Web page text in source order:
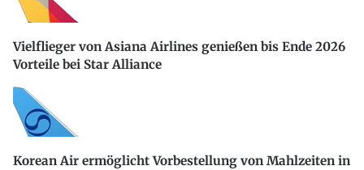
Vielflieger von Asiana Airlines genießen bis Ende 2026
Vorteile bei Star Alliance
Korean Air ermöglicht Vorbestellung von Mahlzeiten in